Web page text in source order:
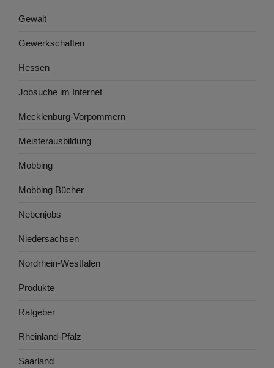
Gewalt
Gewerkschaften
Hessen
Jobsuche im Internet
Mecklenburg-Vorpommern
Meisterausbildung
Mobbing
Mobbing Bücher
Nebenjobs
Niedersachsen
Nordrhein-Westfalen
Produkte
Ratgeber
Rheinland-Pfalz
Saarland